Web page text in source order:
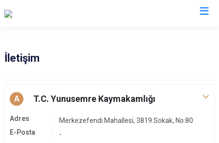
Akhisar
Alaşehir
Demirci
Gölmarmara
Selendi
İletişim
A T.C. Yunusemre Kaymakamlığı
Adres
Merkezefendi Mahallesi, 3819 Sokak, No:80
E-Posta
-